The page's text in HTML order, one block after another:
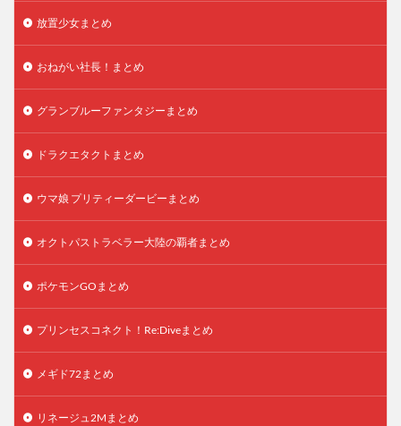
放置少女まとめ
おねがい社長！まとめ
グランブルーファンタジーまとめ
ドラクエタクトまとめ
ウマ娘 プリティーダービーまとめ
オクトパストラベラー大陸の覇者まとめ
ポケモンGOまとめ
プリンセスコネクト！Re:Diveまとめ
メギド72まとめ
リネージュ2Mまとめ